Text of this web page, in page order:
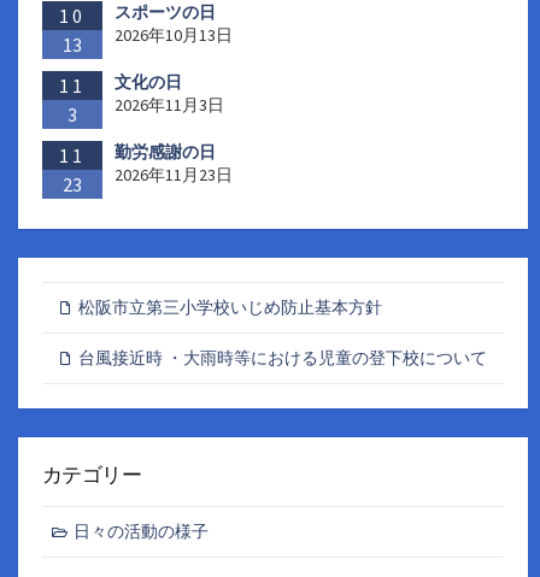
10
13
スポーツの日
2026年10月13日
11
3
文化の日
2026年11月3日
11
23
勤労感謝の日
2026年11月23日
松阪市立第三小学校いじめ防止基本方針
台風接近時 ・大雨時等における児童の登下校について
カテゴリー
日々の活動の様子